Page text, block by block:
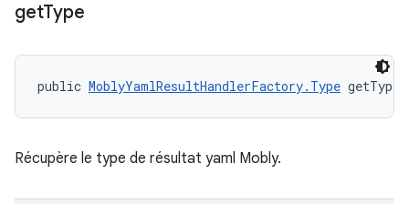
getType
public MoblyYamlResultHandlerFactory.Type
Récupère le type de résultat yaml Mobly.